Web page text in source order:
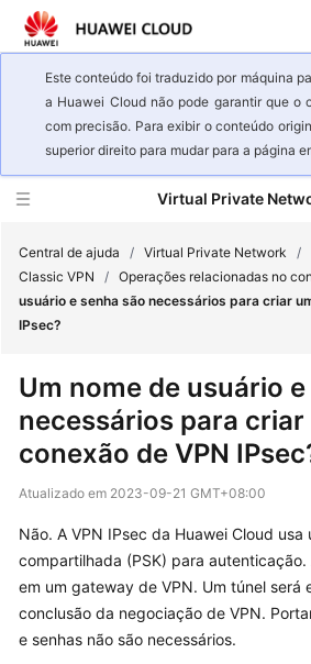
Este conteúdo foi traduzido por máquina
a Huawei Cloud não pode garantir que o
com precisão. Para exibir o conteúdo
superior direito para mudar para a página
Virtual Private
Visão
serviço
Primeiros
passos
de
usuário
Perguntas
frequentes
Central de ajuda / Virtual Private Network /
Classic VPN
/ Operações relacionadas no
usuário e senha são necessários para criar
IPsec?
Um nome de usuário
necessários para criar
conexão de VPN
Atualizado em 2023-09-21 GMT+08:00
Não. A VPN IPsec da Huawei Cloud
compartilhada (PSK) para
em um gateway de VPN. Um túnel será
conclusão da negociação de VPN.
e senhas não são necessários.